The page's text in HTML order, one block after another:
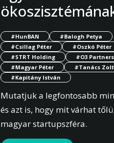
#HunBAN
#Balogh Petya
#Csillag Péter
#Oszkó Péter
#STRT Holding
#O3 Partners
#Magyar Péter
#Tanács
#Kapitány István
Mutatjuk a legfontosabb
és azt is, hogy mit várhat
magyar startupszféra.